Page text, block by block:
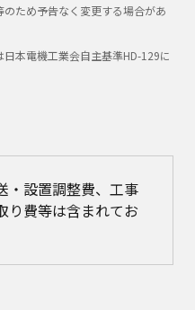
ため予告なく変更する場合があ
本電機工業会自主基準HD-129に
・設置調整費、工事
り費等は含まれてお